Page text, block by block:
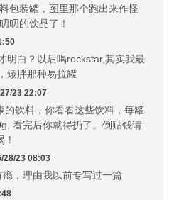
包装罐，图里那个跑出来作怪
叨的饮品了！
明白？以后喝rockstar,其实我最
矮胖那种易拉罐
23 22:07
的饮料，你看看这些饮料，每罐
看完后你就得扔了。倒贴钱请
28/23 08:03
瘾，理由我以前专写过一篇